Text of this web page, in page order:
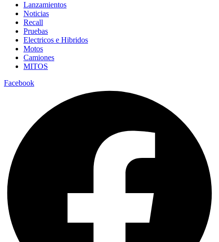
Lanzamientos
Noticias
Recall
Pruebas
Electricos e Hibridos
Motos
Camiones
MITOS
Facebook